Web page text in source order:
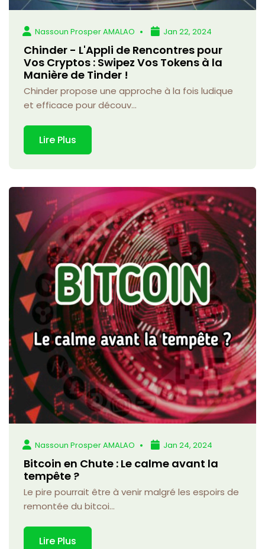
Nassoun Prosper AMALAO Jan 22, 2024
Chinder - L'Appli de Rencontres pour
Vos Cryptos : Swipez Vos Tokens à la
Manière de Tinder !
Chinder propose une approche à la fois ludique
et efficace pour découv...
Lire Plus
Nassoun Prosper AMALAO Jan 24, 2024
Bitcoin en Chute : Le calme avant la
tempête ?
Le pire pourrait être à venir malgré les espoirs de
remontée du bitcoi...
Lire Plus